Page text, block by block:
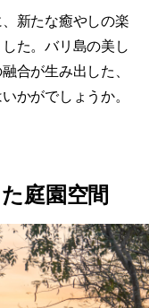
新たな癒やしの楽
た。バリ島の美し
合が生み出した、
かがでしょうか。
庭園空間